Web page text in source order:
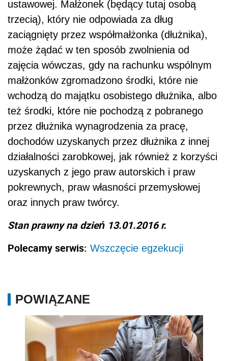
ustawowej. Małżonek (będący tutaj osobą
trzecią), który nie odpowiada za dług
zaciągnięty przez współmałżonka (dłużnika),
może żądać w ten sposób zwolnienia od
zajęcia wówczas, gdy na rachunku wspólnym
małżonków zgromadzono środki, które nie
wchodzą do majątku osobistego dłużnika, albo
też środki, które nie pochodzą z pobranego
przez dłużnika wynagrodzenia za pracę,
dochodów uzyskanych przez dłużnika z innej
działalności zarobkowej, jak również z korzyści
uzyskanych z jego praw autorskich i praw
pokrewnych, praw własności przemysłowej
oraz innych praw twórcy.
Stan prawny na dzień 13.01.2016 r.
Polecamy serwis: Wszczęcie egzekucji
POWIĄZANE